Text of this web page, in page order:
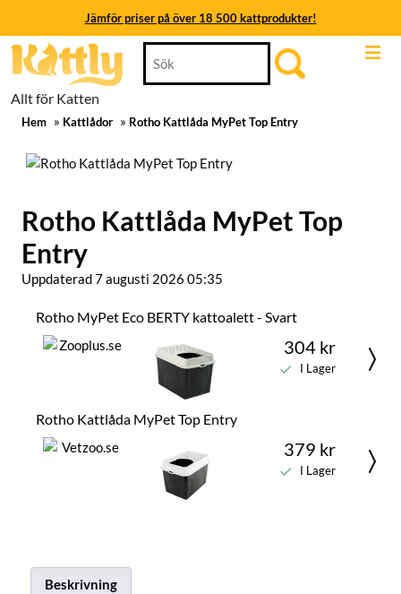
Jämför priser på över 18 500 kattprodukter!
Jämför priser på över 18 500 kattprodukter!
Jämför priser på över 18 500 kattprodukter!
Jämför priser på över 18 500 kattprodukter!
Jämför priser på över 18 500 kattprodukter!
Skip
Allt för Katten
for:
Hem » Kattlådor » Rotho Kattlåda MyPet Top Entry
Rotho Kattlåda MyPet Top
Entry
Uppdaterad 7 augusti 2026 05:35
Rotho MyPet Eco BERTY kattoalett - Svart
304 kr
I Lager
Rotho Kattlåda MyPet Top Entry
379 kr
I Lager
Beskrivning